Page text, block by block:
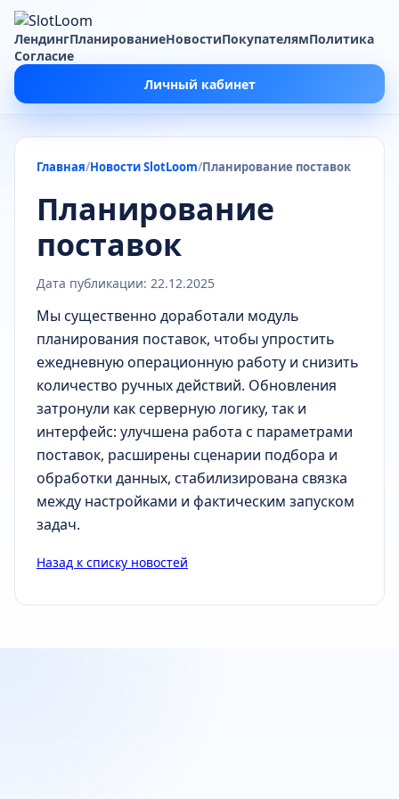
ЛендингПланированиеНовостиПокупателямПолитика
Согласие
Личный кабинет
Главная Новости SlotLoom Планирование поставок
Планирование
поставок
Дата публикации: 22.12.2025
Мы существенно доработали модуль
планирования поставок, чтобы упростить
ежедневную операционную работу и снизить
количество ручных действий. Обновления
затронули как серверную логику, так и
интерфейс: улучшена работа с параметрами
поставок, расширены сценарии подбора и
обработки данных, стабилизирована связка
между настройками и фактическим запуском
задач.
Назад к списку новостей